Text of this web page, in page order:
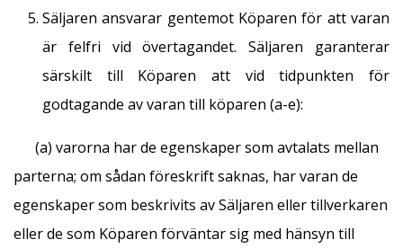
Säljaren ansvarar gentemot Köparen för att varan
är felfri vid övertagandet. Säljaren garanterar
särskilt till Köparen att vid tidpunkten för
godtagande av varan till köparen (a-e):
(a) varorna har de egenskaper som avtalats mellan
parterna; om sådan föreskrift saknas, har varan de
egenskaper som beskrivits av Säljaren eller tillverkaren
eller de som Köparen förväntar sig med hänsyn till